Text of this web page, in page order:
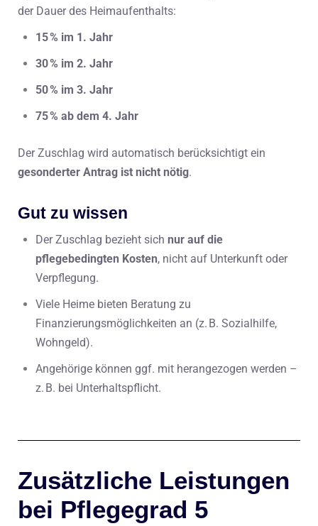
der Dauer des Heimaufenthalts:
15 % im 1. Jahr
30 % im 2. Jahr
50 % im 3. Jahr
75 % ab dem 4. Jahr
Der Zuschlag wird automatisch berücksichtigt ein
gesonderter Antrag ist nicht nötig.
Gut zu wissen
Der Zuschlag bezieht sich nur auf die
pflegebedingten Kosten, nicht auf Unterkunft oder
Verpflegung.
Viele Heime bieten Beratung zu
Finanzierungsmöglichkeiten an (z. B. Sozialhilfe,
Wohngeld).
Angehörige können ggf. mit herangezogen werden –
z. B. bei Unterhaltspflicht.
Zusätzliche Leistungen
bei Pflegegrad 5